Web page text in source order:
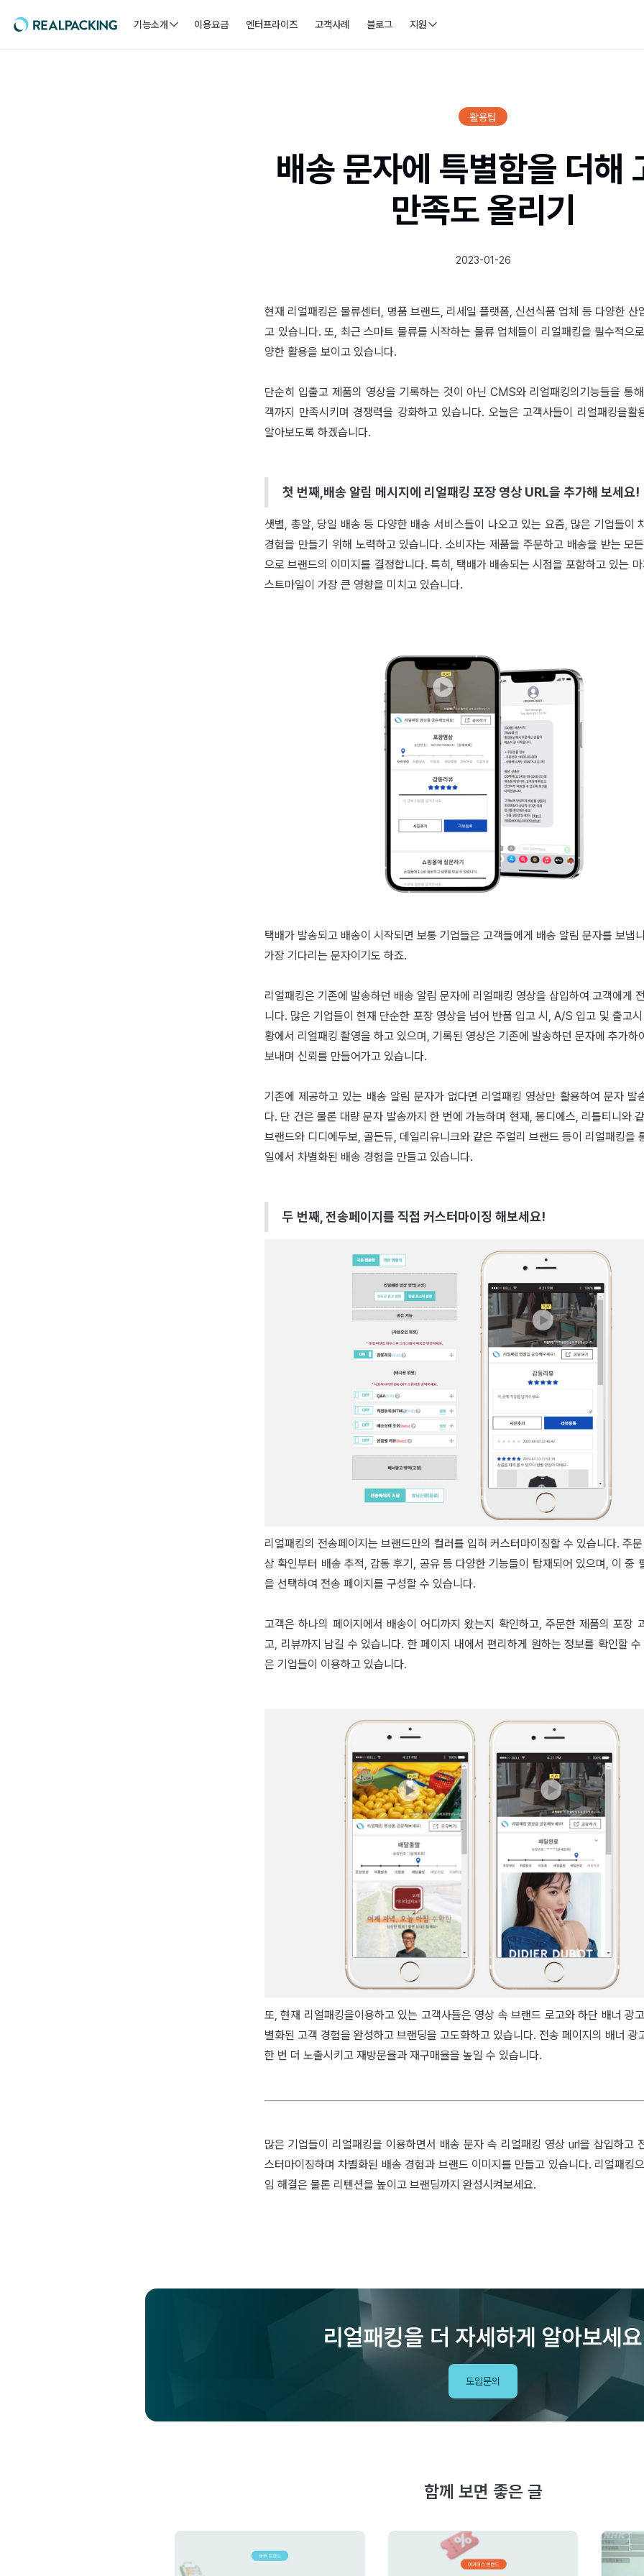
기능소개 이용요금 엔터프라이즈 고객사례 블로그 지원
활용팁
배송 문자에 특별함을 더해
만족도 올리기
2023-01-26
현재 리얼패킹은 물류센터, 명품 브랜드, 리세일 플랫폼, 신선식품 업체 등 다양한 산
고 있습니다. 또, 최근 스마트 물류를 시작하는 물류 업체들이 리얼패킹을 필수적으
양한 활용을 보이고 있습니다.
단순히 입출고 제품의 영상을 기록하는 것이 아닌 CMS와 리얼패킹의기능들을 통
객까지 만족시키며 경쟁력을 강화하고 있습니다. 오늘은 고객사들이 리얼패킹을활
알아보도록 하겠습니다.
첫 번째,배송 알림 메시지에 리얼패킹 포장 영상 URL을 추가해 보세요!
샛별, 총알, 당일 배송 등 다양한 배송 서비스들이 나오고 있는 요즘, 많은 기업들이
경험을 만들기 위해 노력하고 있습니다. 소비자는 제품을 주문하고 배송을 받는 모
으로 브랜드의 이미지를 결정합니다. 특히, 택배가 배송되는 시점을 포함하고 있는
스트마일이 가장 큰 영향을 미치고 있습니다.
택배가 발송되고 배송이 시작되면 보통 기업들은 고객들에게 배송 알림 문자를 보냅
가장 기다리는 문자이기도 하죠.
리얼패킹은 기존에 발송하던 배송 알림 문자에 리얼패킹 영상을 삽입하여 고객에게
니다. 많은 기업들이 현재 단순한 포장 영상을 넘어 반품 입고 시, A/S 입고 및 출고
황에서 리얼패킹 촬영을 하고 있으며, 기록된 영상은 기존에 발송하던 문자에 추가하
보내며 신뢰를 만들어가고 있습니다.
기존에 제공하고 있는 배송 알림 문자가 없다면 리얼패킹 영상만 활용하여 문자 발
다. 단 건은 물론 대량 문자 발송까지 한 번에 가능하며 현재, 몽디에스, 리틀티니와
브랜드와 디디에두보, 골든듀, 데일리유니크와 같은 주얼리 브랜드 등이 리얼패킹을
일에서 차별화된 배송 경험을 만들고 있습니다.
두 번째, 전송페이지를 직접 커스터마이징 해보세요!
리얼패킹의 전송페이지는 브랜드만의 컬러를 입혀 커스터마이징할 수 있습니다. 주
상 확인부터 배송 추적, 감동 후기, 공유 등 다양한 기능들이 탑재되어 있으며, 이 중
을 선택하여 전송 페이지를 구성할 수 있습니다.
고객은 하나의 페이지에서 배송이 어디까지 왔는지 확인하고, 주문한 제품의 포장
고, 리뷰까지 남길 수 있습니다. 한 페이지 내에서 편리하게 원하는 정보를 확인할
은 기업들이 이용하고 있습니다.
또, 현재 리얼패킹을이용하고 있는 고객사들은 영상 속 브랜드 로고와 하단 배너 광
별화된 고객 경험을 완성하고 브랜딩을 고도화하고 있습니다. 전송 페이지의 배너 광
한 번 더 노출시키고 재방문율과 재구매율을 높일 수 있습니다.
많은 기업들이 리얼패킹을 이용하면서 배송 문자 속 리얼패킹 영상 url을 삽입하고
스터마이징하며 차별화된 배송 경험과 브랜드 이미지를 만들고 있습니다. 리얼패킹
임 해결은 물론 리텐션을 높이고 브랜딩까지 완성시켜보세요.
리얼패킹을 더 자세하게 알아보세요
도입문의
함께 보면 좋은 글